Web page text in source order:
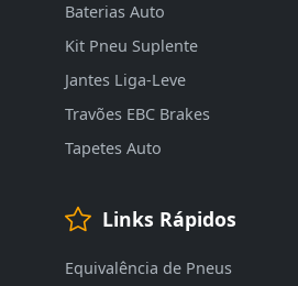
Baterias Auto
Kit Pneu Suplente
Jantes Liga-Leve
Travões EBC Brakes
Tapetes Auto
Links Rápidos
Equivalência de Pneus